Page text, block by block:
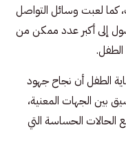
كما لعبت وسائل التواصل
إلى أكبر عدد ممكن من
الطفل أن نجاح جهود
بين الجهات المعنية،
الحساسة التي